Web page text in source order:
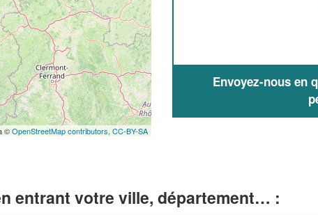
©OpenStreetMap contributors, CC-BY-SA
Envoyez-nous en
entrant votre ville, département… :